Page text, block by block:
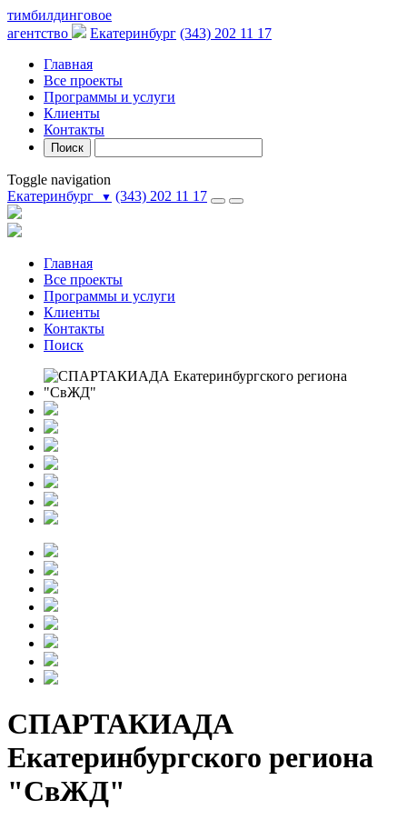
тимбилдинговое
агентство
Екатеринбург (343) 202 11 17
Главная
Все проекты
Программы и услуги
Клиенты
Контакты
Поиск
Toggle navigation
Екатеринбург
▼ (343) 202 11 17
Главная
Все проекты
Программы и услуги
Клиенты
Контакты
Поиск
СПАРТАКИАДА
Екатеринбургского региона
"СвЖД"